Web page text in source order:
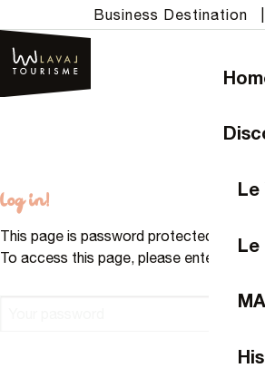
Log in!
This page is password protected.
To access this page, please enter a
au
contenu
principal
Business Destination
Le
Le